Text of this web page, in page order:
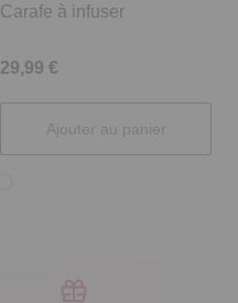
Carafe à infuser
29,99 €
Ajouter au panier